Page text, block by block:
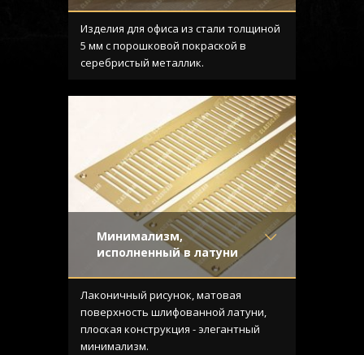
Материал- Обычная сталь
Отделка- Покраска
Узор-
Конструкция- С отбортовкой
Изделия для офиса из стали толщиной
5 мм с порошковой покраской в
серебристый металлик.
Минимализм,
исполненный в латуни
Материал- Латунь
Отделка- Шлифованная
латунь
Узор- Щелевой
Конструкция
Лаконичный рисунок, матовая
поверхность шлифованной латуни,
плоская конструкция - элегантный
минимализм.